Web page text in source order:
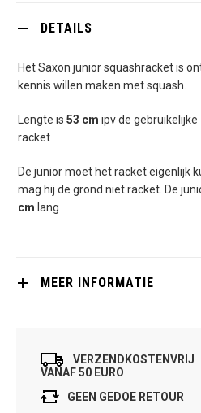
DETAILS
Het Saxon junior squashracket is
kennis willen maken met squash.
Lengte is 53 cm ipv de gebruikelijke
racket
De junior moet het racket eigenlijk
mag hij de grond niet racket. De
cm lang
MEER INFORMATIE
VERZENDKOSTENVRIJ
VANAF 50 EURO
GEEN GEDOE RETOUR